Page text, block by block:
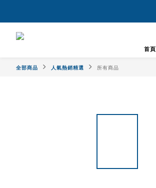
首頁
全部商品 人氣熱銷精選 所有商品